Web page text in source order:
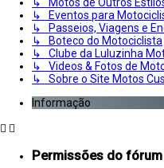
↳ Eventos para
↳ Passeios, Viagens e
↳ Boteco do Motociclista
↳ Clube da Luluzinha
↳ Videos & Fotos de
↳ Sobre o Site Motos
Informação
Permissões do fórum